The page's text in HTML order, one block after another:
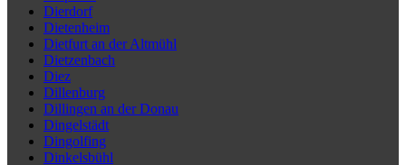
Dierdorf
Dietenheim
Dietfurt an der Altmühl
Dietzenbach
Diez
Dillenburg
Dillingen an der Donau
Dingelstädt
Dingolfing
Dinkelsbühl